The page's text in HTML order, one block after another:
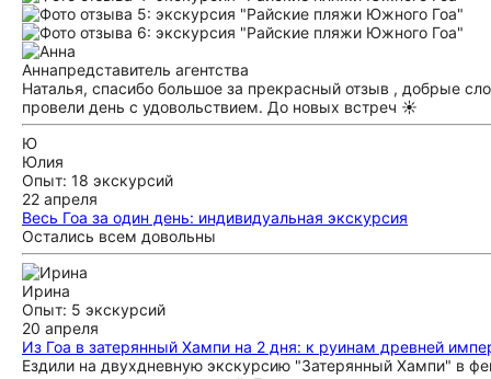
Аннапредставитель агентства
Наталья, спасибо большое за прекрасный отзыв , добрые
провели день с удовольствием. До новых встреч ☀️
Ю
Юлия
Опыт: 18 экскурсий
22 апреля
Весь Гоа за один день: индивидуальная экскурсия
Остались всем довольны
Ирина
Опыт: 5 экскурсий
20 апреля
Из Гоа в затерянный Хампи на 2 дня: к руинам древней
Ездили на двухдневную экскурсию "Затерянный Хампи" в